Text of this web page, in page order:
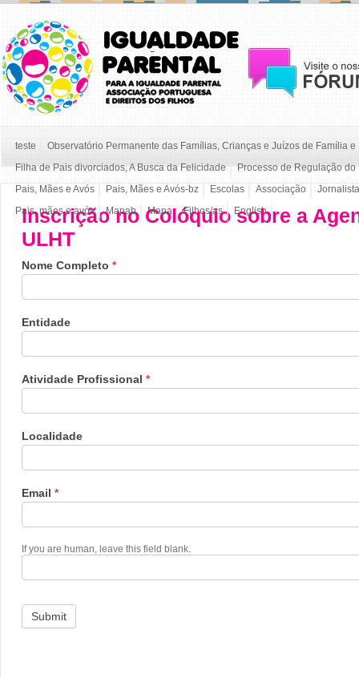
teste
Observatório Permanente das Famílias, Crianças e Juízos de Família e
Filha de Pais divorciados, A Busca da Felicidade
Processo de Regulação
Pais, Mães e Avós
Pais, Mães e Avós-bz Escolas Associação
Pais, mães e avós
Mapab Mapa Filhos/as English
Inscrição no Colóquio sobre a
ULHT
Nome Completo *
Entidade
Atividade Profissional *
Localidade
Email *
If you are human, leave this field blank.